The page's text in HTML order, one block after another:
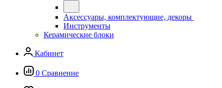
Аксессуары, комплектующие, декоры
Инструменты
Керамические блоки
Кабинет
0 Сравнение